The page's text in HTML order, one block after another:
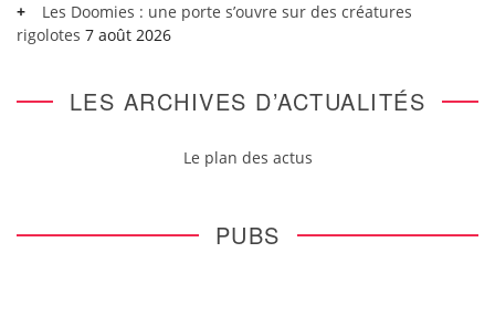
Les Doomies : une porte s’ouvre sur des créatures
rigolotes 7 août 2026
LES ARCHIVES D’ACTUALITÉS
Le plan des actus
PUBS